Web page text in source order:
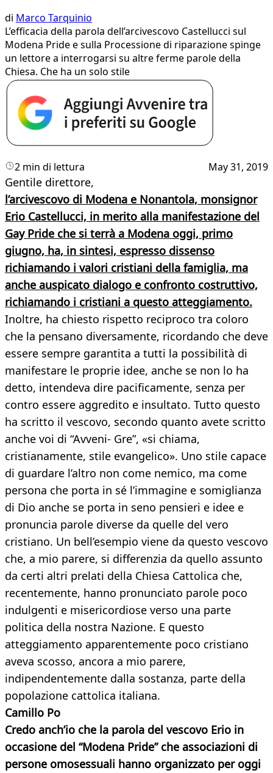
di Marco Tarquinio
L’efficacia della parola dell’arcivescovo Castellucci sul
Modena Pride e sulla Processione di riparazione spinge
un lettore a interrogarsi su altre ferme parole della
Chiesa. Che ha un solo stile
2 min di lettura May 31, 2019
Gentile direttore,
l’arcivescovo di Modena e Nonantola, monsignor
Erio Castellucci, in merito alla manifestazione del
Gay Pride che si terrà a Modena oggi, primo
giugno, ha, in sintesi, espresso dissenso
richiamando i valori cristiani della famiglia, ma
anche auspicato dialogo e confronto costruttivo,
richiamando i cristiani a questo atteggiamento.
Inoltre, ha chiesto rispetto reciproco tra coloro
che la pensano diversamente, ricordando che deve
essere sempre garantita a tutti la possibilità di
manifestare le proprie idee, anche se non lo ha
detto, intendeva dire pacificamente, senza per
contro essere aggredito e insultato. Tutto questo
ha scritto il vescovo, secondo quanto avete scritto
anche voi di “Avveni- Gre”, «si chiama,
cristianamente, stile evangelico». Uno stile capace
di guardare l’altro non come nemico, ma come
persona che porta in sé l’immagine e somiglianza
di Dio anche se porta in seno pensieri e idee e
pronuncia parole diverse da quelle del vero
cristiano. Un bell’esempio viene da questo vescovo
che, a mio parere, si differenzia da quello assunto
da certi altri prelati della Chiesa Cattolica che,
recentemente, hanno pronunciato parole poco
indulgenti e misericordiose verso una parte
politica della nostra Nazione. E questo
atteggiamento apparentemente poco cristiano
aveva scosso, ancora a mio parere,
indipendentemente dalla sostanza, parte della
popolazione cattolica italiana.
Camillo Po
Credo anch’io che la parola del vescovo Erio in
occasione del “Modena Pride” che associazioni di
persone omosessuali hanno organizzato per oggi